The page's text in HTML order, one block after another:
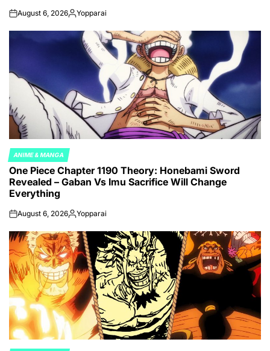
onAugust 6, 2026Posted
Yopparai
POSTED
IN
ANIME & MANGA
One Piece Chapter 1190 Theory: Honebami Sword
Revealed – Gaban Vs Imu Sacrifice Will Change
Everything
onAugust 6, 2026Posted
Yopparai